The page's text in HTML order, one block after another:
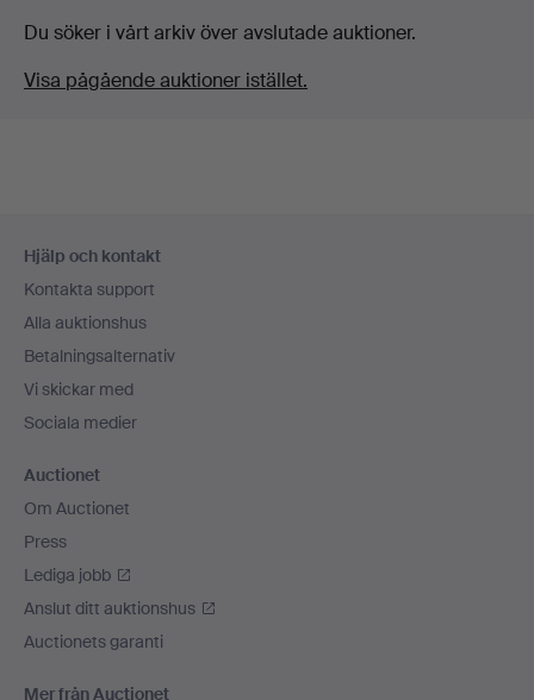
Du söker i vårt arkiv över avslutade auktioner.
Visa pågående auktioner istället.
Hjälp och kontakt
Kontakta support
Alla auktionshus
Betalningsalternativ
Vi skickar med
Sociala medier
Auctionet
Om Auctionet
Press
Lediga jobb
Anslut ditt auktionshus
Auctionets garanti
Mer från Auctionet